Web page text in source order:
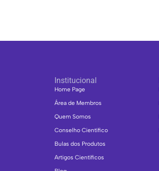
Institucional
Home Page
Área de Membros
Quem Somos
Conselho Científico
Bulas dos Produtos
Artigos Científicos